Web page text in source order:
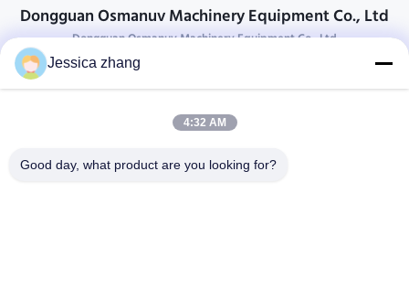
Dongguan Osmanuv Machinery Equipment Co., Ltd
Dongguan Osmanuv Machinery Equipment Co., Ltd
Neem contact op.
28 tweede industrieel, wei van Liu chong, Wanjiang, DongGuan,
86-769 -88125248
Jessica zhang
4:32 AM
Good day, what product are you looking for?